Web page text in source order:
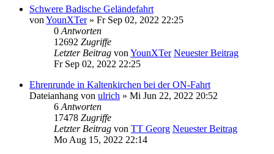
Schwere Badische Geländefahrt
von YounXTer» Fr Sep 02, 2022 22:25
0 Antworten
12692 Zugriffe
Letzter Beitrag von YounXTer Neuester Beitrag
Fr Sep 02, 2022 22:25
Ehrenrunde in Kaltenkirchen bei der ON-Fahrt
Dateianhang von ulrich » Mi Jun 22, 2022 20:52
6 Antworten
17478 Zugriffe
Letzter Beitrag von TT Georg Neuester Beitrag
Mo Aug 15, 2022 22:14